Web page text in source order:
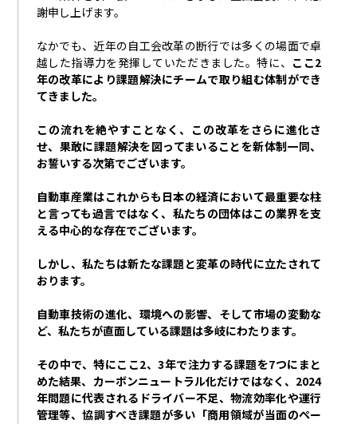
謝申し上げます。
なかでも、近年の自工会改革の断行では多くの場面で卓
越した指導力を発揮していただきました。特に、 ここ2
年の改革により課題解決にチームで取り組む体制ができ
てきました。
この流れを絶やすことなく、この改革をさらに進化さ
せ、果敢に課題解決を図ってまいることを新体制一同、
お誓いする次第でございます。
自動車産業はこれからも日本の経済において最重要な柱
と言っても過言ではなく、私たちの団体はこの業界を支
える中心的な存在でございます。
しかし、私たちは新たな課題と変革の時代に立たされて
おります。
自動車技術の進化、環境への影響、そして市場の変動な
ど、私たちが直面している課題は多岐にわたります。
その中で、特にここ2、3年で注力する課題を7つにまと
めた結果、カーボンニュートラル化だけではなく、 2024
年問題に代表されるドライバー不足、物流効率化や運行
管理等、協調すべき課題が多い「商用領域が当面のペー